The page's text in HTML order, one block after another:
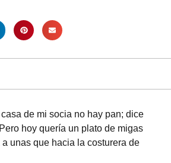
de mi socia no hay pan; dice
hoy quería un plato de migas
unas que hacia la costurera de